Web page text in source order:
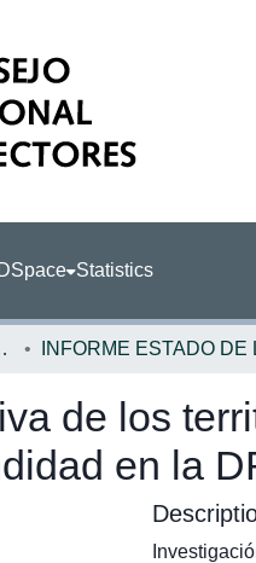
Statistics
(PEN)
de los
en la